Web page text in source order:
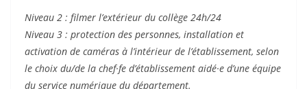
Niveau 2 : filmer l’extérieur du collège 24h/24
Niveau 3 : protection des personnes, installation et
activation de caméras à l’intérieur de l’établissement, selon
le choix du/de la chef·fe d’établissement aidé·e d’une équipe
du service numérique du département.